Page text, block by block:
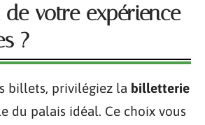
de votre expérience
?
billets, privilégiez la billetterie
du palais idéal. Ce choix vous